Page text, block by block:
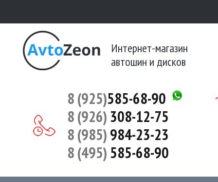
Интернет-магазин
автошин и дисков
8 (925)585-68-90
8 (926) 308-12-75
8 (985)984-23-23
8 (495)585-68-90